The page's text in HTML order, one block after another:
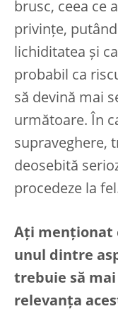
brusc, ceea ce
privințe,
lichiditatea și
probabil ca
să devină mai
următoare. În
supraveghere,
deosebită
procedeze la
Ați menționat
unul dintre
trebuie să mai
relevanța